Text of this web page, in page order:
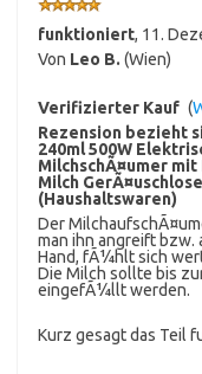
funktioniert, 11.
Von Leo B. (Wien)
Verifizierter Kauf (
Rezension bezieht
240ml 500W
MilchschÃ¤umer
Milch
(Haushaltswaren)
Der
man ihn angreift bzw.
Hand, fÃ¼hlt sich
Die Milch sollte bis
eingefÃ¼llt werden.
Kurz gesagt das Teil